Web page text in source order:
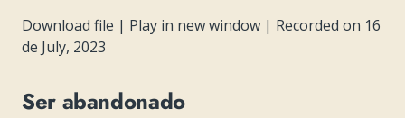
Download file | Play in new window | Recorded on 16
de July, 2023
Ser abandonado